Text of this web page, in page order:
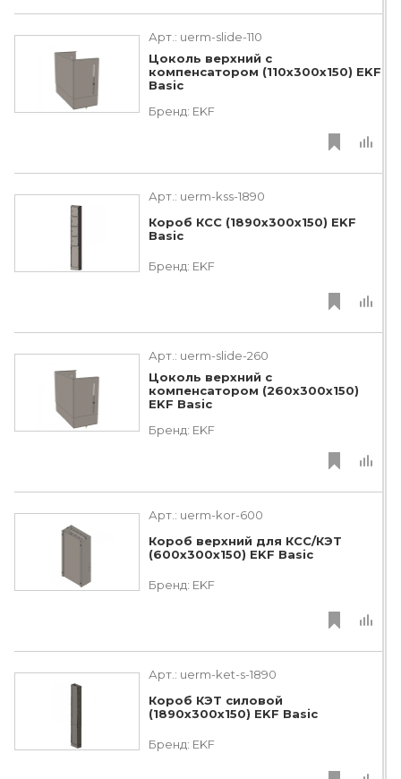
Арт.: uerm-slide-110
Цоколь верхний с
компенсатором (110х300х150) EKF
Basic
Бренд: EKF
Арт.: uerm-kss-1890
Короб КСС (1890х300х150) EKF
Basic
Бренд: EKF
Арт.: uerm-slide-260
Цоколь верхний с
компенсатором (260х300х150)
EKF Basic
Бренд: EKF
Арт.: uerm-kor-600
Короб верхний для КСС/КЭТ
(600х300х150) EKF Basic
Бренд: EKF
Арт.: uerm-ket-s-1890
Короб КЭТ силовой
(1890х300х150) EKF Basic
Бренд: EKF